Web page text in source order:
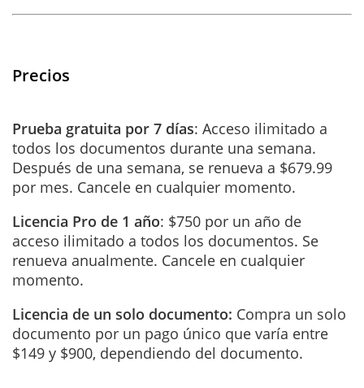
Precios
Prueba gratuita por 7 días: Acceso ilimitado a
todos los documentos durante una semana.
Después de una semana, se renueva a $679.99
por mes. Cancele en cualquier momento.
Licencia Pro de 1 año: $750 por un año de
acceso ilimitado a todos los documentos. Se
renueva anualmente. Cancele en cualquier
momento.
Licencia de un solo documento: Compra un solo
documento por un pago único que varía entre
$149 y $900, dependiendo del documento.